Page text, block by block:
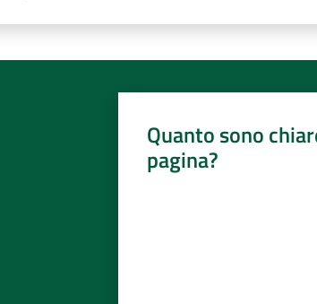
Quanto sono
pagina?